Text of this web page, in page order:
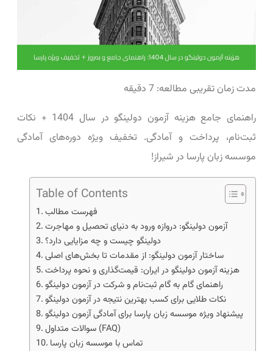
مدت زمان تقریبی مطالعه: 7 دقیقه
راهنمای جامع هزینه آزمون دولینگو در سال 1404 + نکات
ثبت‌نام، پرداخت و آمادگی. تخفیف ویژه دوره‌های آمادگی
موسسه زبان پارسا در شیراز!
Table of Contents
فهرست مطالب
آزمون دولینگو: دروازه ورود به دنیای تحصیل و مهاجرت
دولینگو چیست و چه مزایایی دارد؟
ساختار آزمون دولینگو: از مقدمات تا بخش‌های اصلی
هزینه آزمون دولینگو در ایران: قیمت‌گذاری و نحوه پرداخت
راهنمای گام به گام ثبت‌نام و شرکت در آزمون دولینگو
نکات طلایی برای کسب بهترین نتیجه در آزمون دولینگو
پیشنهاد ویژه موسسه زبان پارسا برای آمادگی آزمون دولینگو
سوالات متداول (FAQ)
تماس با موسسه زبان پارسا